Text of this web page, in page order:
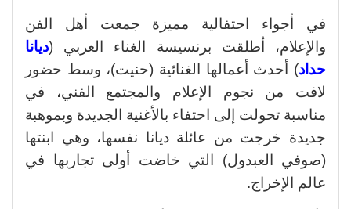
في أجواء احتفالية مميزة جمعت أهل الفن
والإعلام، أطلقت برنسيسة الغناء العربي (ديانا
حداد) أحدث أعمالها الغنائية (حنيت)، وسط حضور
لافت من نجوم الإعلام والمجتمع الفني، في
مناسبة تحولت إلى احتفاء بالأغنية الجديدة وبموهبة
جديدة خرجت من عائلة ديانا نفسها، وهي ابنتها
(صوفي العبدول) التي خاضت أولى تجاربها في
عالم الإخراج.